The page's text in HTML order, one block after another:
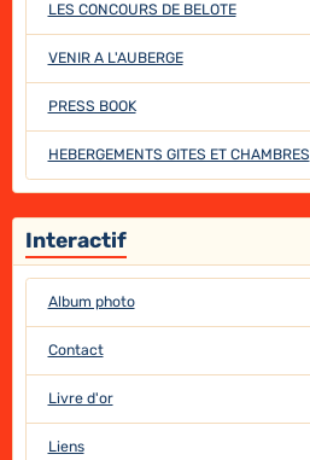
LES CONCOURS DE BELOTE
VENIR A L'AUBERGE
PRESS BOOK
HEBERGEMENTS GITES ET CHAMBRES
Interactif
Album photo
Contact
Livre d'or
Liens